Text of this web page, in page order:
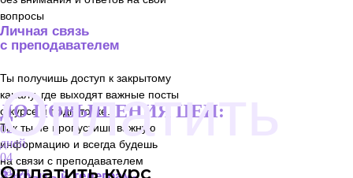
вопросы
Личная связь
с преподавателем
Ты получишь доступ к закрытому
каналу, где выходят важные посты
о курсе и подготовке.
Так ты не пропустишь важную
информацию и всегда будешь
на связи с преподавателем
ДО ПОВЫШЕНИЯ ЦЕН:
02
дней
04
часов
Оплатить
Оплатить курс